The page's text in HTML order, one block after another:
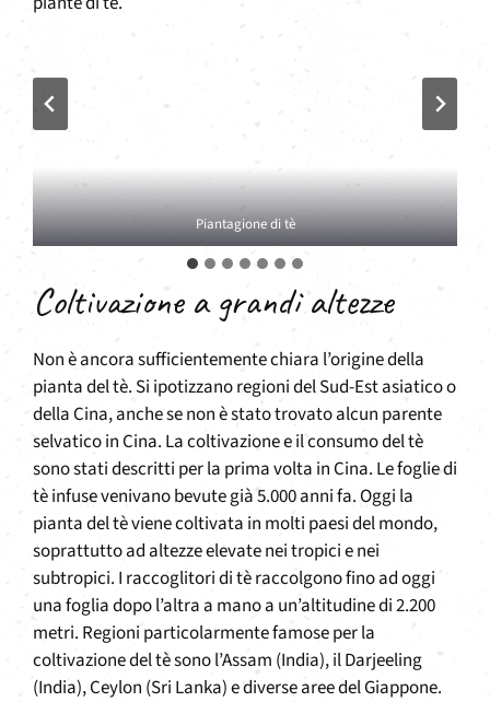
Piantagione di tè
Coltivazione a grandi altezze
Non è ancora sufficientemente chiara l’origine della
pianta del tè. Si ipotizzano regioni del Sud-Est asiatico o
della Cina, anche se non è stato trovato alcun parente
selvatico in Cina. La coltivazione e il consumo del tè
sono stati descritti per la prima volta in Cina. Le foglie di
tè infuse venivano bevute già 5.000 anni fa. Oggi la
pianta del tè viene coltivata in molti paesi del mondo,
soprattutto ad altezze elevate nei tropici e nei
subtropici. I raccoglitori di tè raccolgono fino ad oggi
una foglia dopo l’altra a mano a un’altitudine di 2.200
metri. Regioni particolarmente famose per la
coltivazione del tè sono l’Assam (India), il Darjeeling
(India), Ceylon (Sri Lanka) e diverse aree del Giappone.